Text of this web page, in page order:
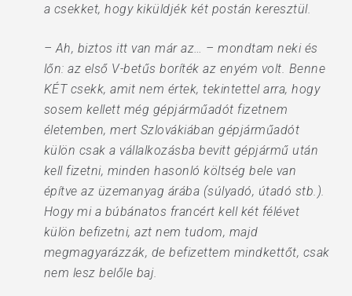
a csekket, hogy kiküldjék két postán keresztül.
– Ah, biztos itt van már az… – mondtam neki és
lőn: az első V-betűs boríték az enyém volt. Benne
KÉT csekk, amit nem értek, tekintettel arra, hogy
sosem kellett még gépjárműadót fizetnem
életemben, mert Szlovákiában gépjárműadót
külön csak a vállalkozásba bevitt gépjármű után
kell fizetni, minden hasonló költség bele van
építve az üzemanyag árába (súlyadó, útadó stb.).
Hogy mi a búbánatos francért kell két félévet
külön befizetni, azt nem tudom, majd
megmagyarázzák, de befizettem mindkettőt, csak
nem lesz belőle baj.